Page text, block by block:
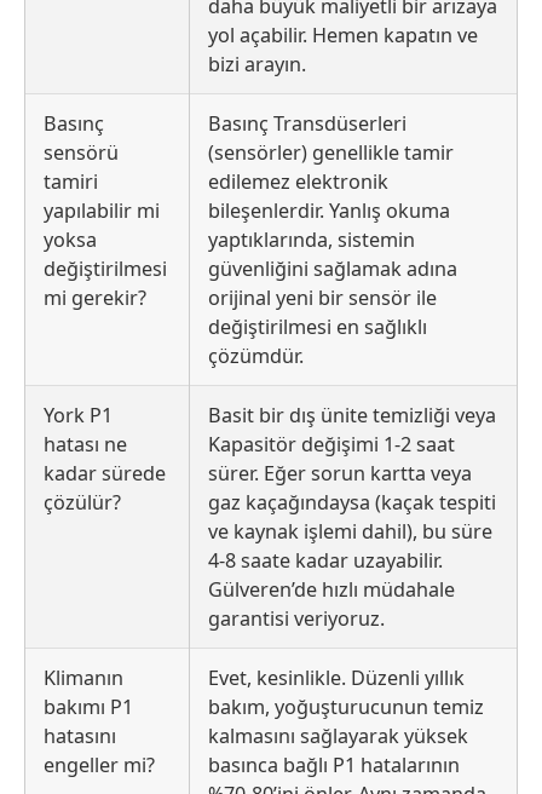
daha büyük maliyetli bir arızaya
yol açabilir. Hemen kapatın ve
bizi arayın.
Basınç
sensörü
tamiri
yapılabilir mi
yoksa
değiştirilmesi
mi gerekir?
Basınç Transdüserleri
(sensörler) genellikle tamir
edilemez elektronik
bileşenlerdir. Yanlış okuma
yaptıklarında, sistemin
güvenliğini sağlamak adına
orijinal yeni bir sensör ile
değiştirilmesi en sağlıklı
çözümdür.
York P1
hatası ne
kadar sürede
çözülür?
Basit bir dış ünite temizliği veya
Kapasitör değişimi 1-2 saat
sürer. Eğer sorun kartta veya
gaz kaçağındaysa (kaçak tespiti
ve kaynak işlemi dahil), bu süre
4-8 saate kadar uzayabilir.
Gülveren’de hızlı müdahale
garantisi veriyoruz.
Klimanın
bakımı P1
hatasını
engeller mi?
Evet, kesinlikle. Düzenli yıllık
bakım, yoğuşturucunun temiz
kalmasını sağlayarak yüksek
basınca bağlı P1 hatalarının